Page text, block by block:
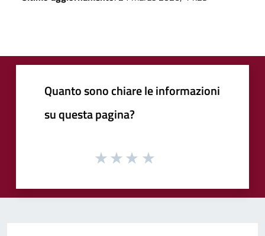
Quanto sono chiare le informazioni
su questa pagina?